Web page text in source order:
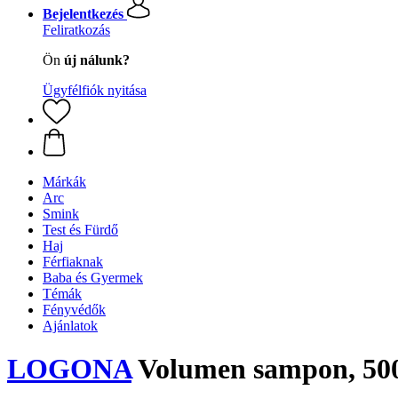
Bejelentkezés
Feliratkozás
Ön új nálunk?
Ügyfélfiók nyitása
Márkák
Arc
Smink
Test és Fürdő
Haj
Férfiaknak
Baba és Gyermek
Témák
Fényvédők
Ajánlatok
LOGONAVolumen sampon,